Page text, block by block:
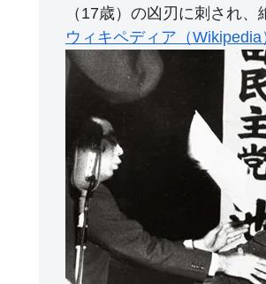
（17歳）の凶刃に刺され
ウィキペディア（Wikipedia